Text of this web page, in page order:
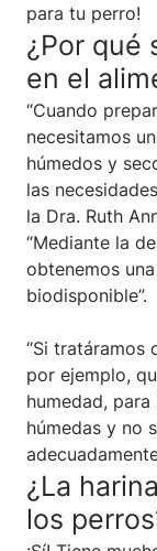
para tu perro!
¿Por qué
en el
“Cuando
necesitamos
húmedos y
las
la Dra. Ruth
“Mediante la
obtenemos
biodisponible”.
“Si tratáramos
por ejemplo,
humedad,
húmedas y no
¿La
los